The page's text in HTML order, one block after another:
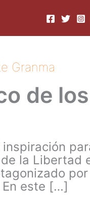
Granma
de los
la Libertad
En este […]